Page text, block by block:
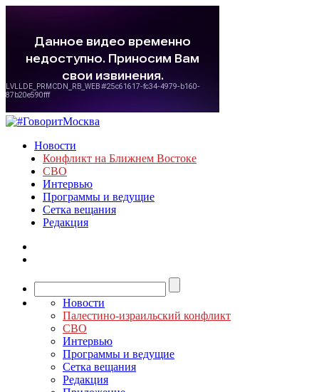
Новости
Конфликт на Ближнем Востоке
СВО
Интервью
Программы и ведущие
Сетка вещания
Редакция
Новости
Палестино-израильский конфликт
СВО
Интервью
Программы и ведущие
Сетка вещания
Редакция